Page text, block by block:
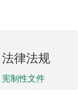
法律法规
宪制性文件